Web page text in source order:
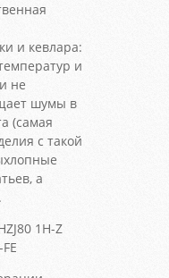
и кевлара:
и
не
шумы в
(самая
с такой
а
1H-Z